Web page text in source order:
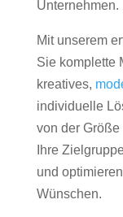
Unternehmen.
Mit unserem
Sie komplette
kreatives,
individuelle
von der
Ihre
und
Wünschen.